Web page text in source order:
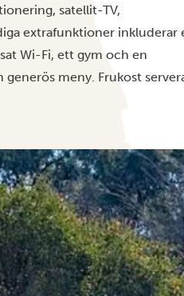
satellit-TV,
extrafunktioner inkluderar
Wi-Fi, ett gym och en
meny. Frukost